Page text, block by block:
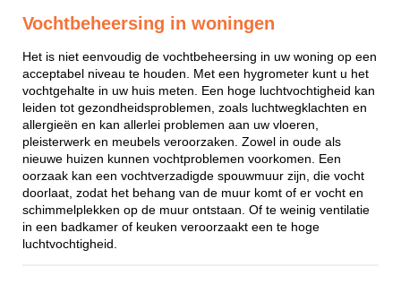
Vochtbeheersing in woningen
Het is niet eenvoudig de vochtbeheersing in uw woning op een
acceptabel niveau te houden. Met een hygrometer kunt u het
vochtgehalte in uw huis meten. Een hoge luchtvochtigheid kan
leiden tot gezondheidsproblemen, zoals luchtwegklachten en
allergieën en kan allerlei problemen aan uw vloeren,
pleisterwerk en meubels veroorzaken. Zowel in oude als
nieuwe huizen kunnen vochtproblemen voorkomen. Een
oorzaak kan een vochtverzadigde spouwmuur zijn, die vocht
doorlaat, zodat het behang van de muur komt of er vocht en
schimmelplekken op de muur ontstaan. Of te weinig ventilatie
in een badkamer of keuken veroorzaakt een te hoge
luchtvochtigheid.